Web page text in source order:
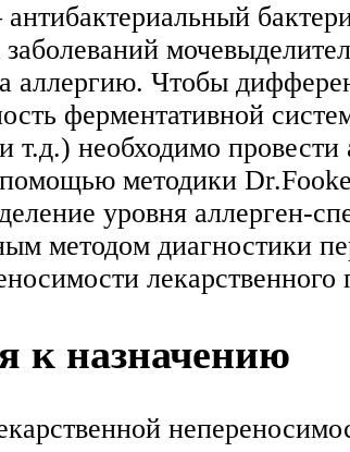
аллергию. Чтобы
ферментативной
т.д.) необходимо
помощью методики
уровня аллерген-
методом диагностики
лекарственного
к назначению